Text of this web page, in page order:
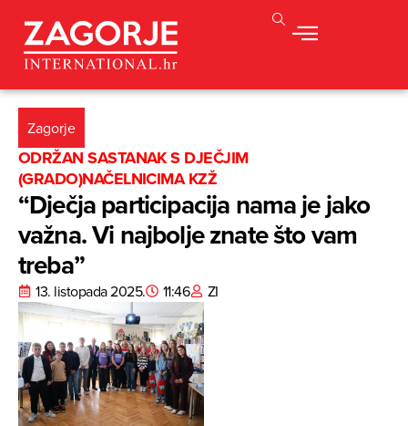
Zagorje
ODRŽAN SASTANAK S DJEČJIM
(GRADO)NAČELNICIMA KZŽ
“Dječja participacija nama je jako
važna. Vi najbolje znate što vam
treba”
13. listopada 2025. 11:46 ZI